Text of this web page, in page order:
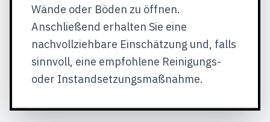
Wände oder Böden zu öffnen.
Anschließend erhalten Sie eine
nachvollziehbare Einschätzung und, falls
sinnvoll, eine empfohlene Reinigungs-
oder Instandsetzungsmaßnahme.